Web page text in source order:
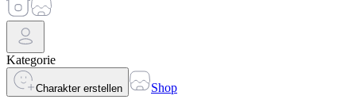
Kategorie
Charakter erstellen
Shop